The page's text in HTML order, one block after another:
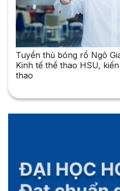
Tuyển thủ bóng rổ Ngô
Kinh tế thể thao HSU,
thao